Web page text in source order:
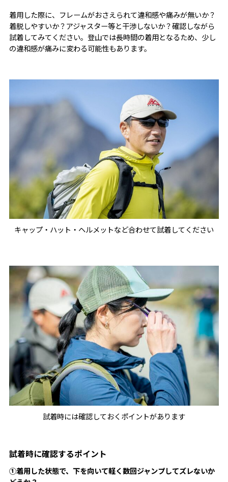
着用した際に、フレームがおさえられて違和感や痛みが無いか？
着脱しやすいか？アジャスター等と干渉しないか？確認しながら
試着してみてください。登山では長時間の着用となるため、少し
の違和感が痛みに変わる可能性もあります。
キャップ・ハット・ヘルメットなど合わせて試着してください
試着時には確認しておくポイントがあります
試着時に確認するポイント
①着用した状態で、下を向いて軽く数回ジャンプしてズレないか